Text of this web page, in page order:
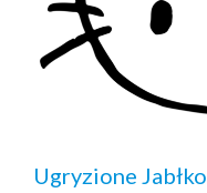
Ugryzione Jabłko